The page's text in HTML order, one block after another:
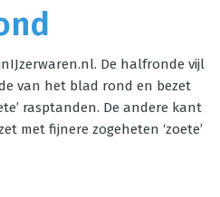
De halfronde vijl
van het blad rond en bezet
rasptanden. De andere kant
met fijnere zogeheten ‘zoete’